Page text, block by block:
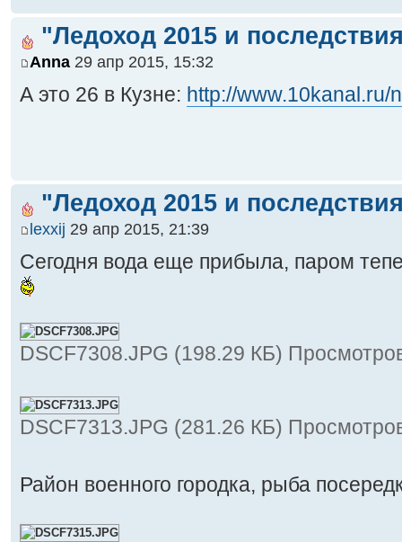
"Ледоход 2015 и
Anna 29 апр 2015, 15:32
А это 26 в Кузне: http://www.10kanal.ru/
"Ледоход 2015 и
lexxij 29 апр 2015, 21:39
Сегодня вода еще прибыла, паром
DSCF7308.JPG (198.29 КБ)
DSCF7313.JPG (281.26 КБ)
Район военного городка, рыба